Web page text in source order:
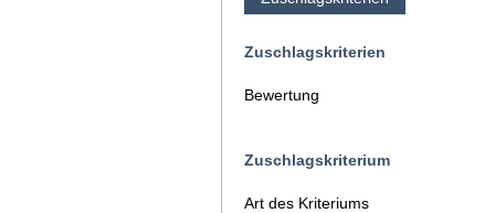
Zuschlagskriterien
Bewertung
Zuschlagskriterium
Art des Kriteriums